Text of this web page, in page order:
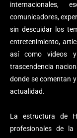
internacionales,
comunicadores,
sin descuidar los
entretenimiento,
así como videos
trascendencia
donde se comentan
actualidad.
La estructura de
profesionales de